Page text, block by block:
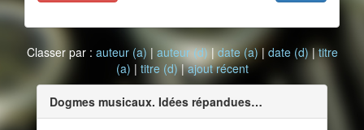
Classer par : auteur (a) | auteur (d) | date (a)| date (d)|titre
(a) | titre (d)|ajout récent
Dogmes musicaux. Idées répandues…